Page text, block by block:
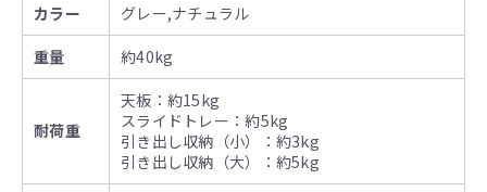
カラー
グレー,ナチュラル
重量
約40kg
耐荷重
天板：約15kg
スライドトレー：約5kg
引き出し収納（小）：約3kg
引き出し収納（大）：約5kg